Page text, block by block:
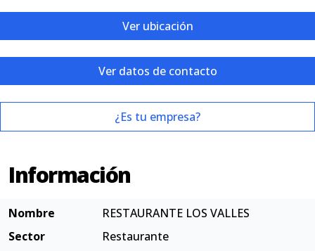
Ver ubicación
Ver datos de contacto
¿Es tu empresa?
Información
Nombre
RESTAURANTE LOS VALLES
Sector
Restaurante